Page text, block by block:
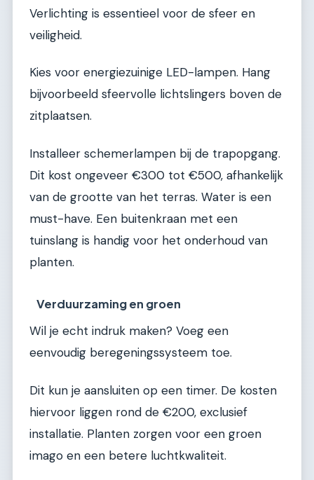
Verlichting is essentieel voor de sfeer en
veiligheid.
Kies voor energiezuinige LED-lampen. Hang
bijvoorbeeld sfeervolle lichtslingers boven de
zitplaatsen.
Installeer schemerlampen bij de trapopgang.
Dit kost ongeveer €300 tot €500, afhankelijk
van de grootte van het terras. Water is een
must-have. Een buitenkraan met een
tuinslang is handig voor het onderhoud van
planten.
Verduurzaming en groen
Wil je echt indruk maken? Voeg een
eenvoudig beregeningssysteem toe.
Dit kun je aansluiten op een timer. De kosten
hiervoor liggen rond de €200, exclusief
installatie. Planten zorgen voor een groen
imago en een betere luchtkwaliteit.